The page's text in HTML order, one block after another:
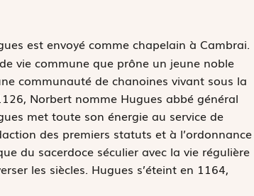
est envoyé comme chapelain à Cambrai.
vie commune que prône un jeune noble
communauté de chanoines vivant sous la
Norbert nomme Hugues abbé général
met toute son énergie au service de
des premiers statuts et à l’ordonnance
du sacerdoce séculier avec la vie régulière
les siècles. Hugues s’éteint en 1164,